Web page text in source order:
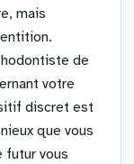
mais
de
votre
discret est
que vous
futur vous